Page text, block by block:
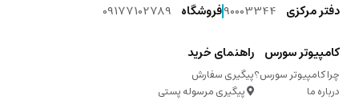
دفتر مرکزی
90003344فروشگاه 09177102789
کامپیوتر سورس
چرا کامپیوتر سورس؟
درباره ما
راهنمای خرید
پیگیری سفارش
پیگیری مرسوله پستی